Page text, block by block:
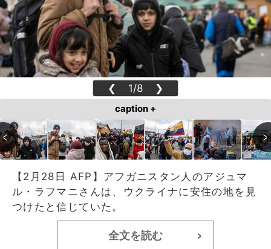
❮ 1/8 ❯
caption +
【2月28日 AFP】アフガニスタン人のアジュマ
ル・ラフマニさんは、ウクライナに安住の地を見
つけたと信じていた。
全文を読む >